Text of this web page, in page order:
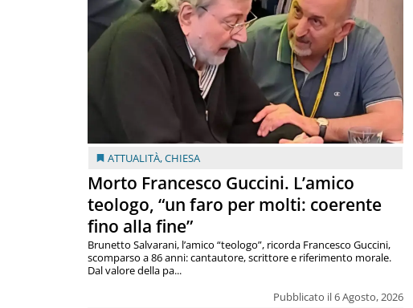
ATTUALITÀ,CHIESA
Morto Francesco Guccini. L’amico
teologo, “un faro per molti: coerente
fino alla fine”
Pubblicato il 6 Agosto, 2026
Brunetto Salvarani, l’amico “teologo”, ricorda Francesco Guccini,
scomparso a 86 anni: cantautore, scrittore e riferimento morale.
Dal valore della pa...